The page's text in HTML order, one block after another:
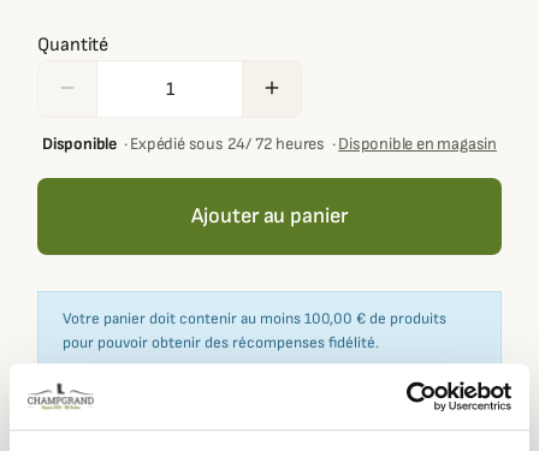
Quantité
remove add
Disponible·Expédié sous 24/ 72 heures ·Disponible en magasin
Ajouter au panier
Votre panier doit contenir au moins 100,00 € de produits
pour pouvoir obtenir des récompenses fidélité.